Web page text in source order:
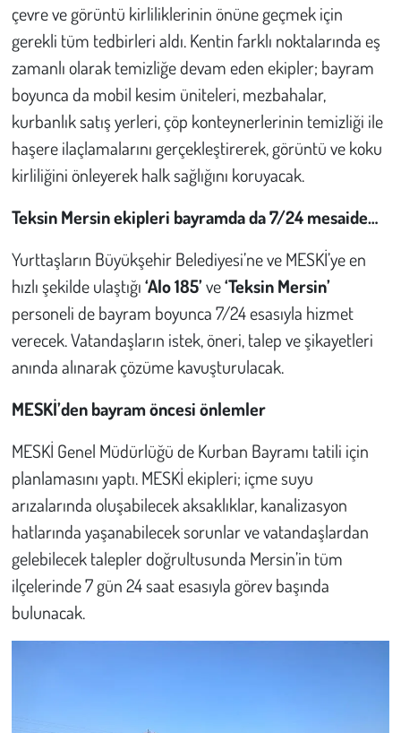
çevre ve görüntü kirliliklerinin önüne geçmek için
gerekli tüm tedbirleri aldı. Kentin farklı noktalarında eş
zamanlı olarak temizliğe devam eden ekipler; bayram
boyunca da mobil kesim üniteleri, mezbahalar,
kurbanlık satış yerleri, çöp konteynerlerinin temizliği ile
haşere ilaçlamalarını gerçekleştirerek, görüntü ve koku
kirliliğini önleyerek halk sağlığını koruyacak.
Teksin Mersin ekipleri bayramda da 7/24 mesaide…
Yurttaşların Büyükşehir Belediyesi’ne ve MESKİ’ye en
hızlı şekilde ulaştığı‘Alo 185’ve‘Teksin Mersin’
personeli de bayram boyunca 7/24 esasıyla hizmet
verecek. Vatandaşların istek, öneri, talep ve şikayetleri
anında alınarak çözüme kavuşturulacak.
MESKİ’den bayram öncesi önlemler
MESKİ Genel Müdürlüğü de Kurban Bayramı tatili için
planlamasını yaptı. MESKİ ekipleri; içme suyu
arızalarında oluşabilecek aksaklıklar, kanalizasyon
hatlarında yaşanabilecek sorunlar ve vatandaşlardan
gelebilecek talepler doğrultusunda Mersin’in tüm
ilçelerinde 7 gün 24 saat esasıyla görev başında
bulunacak.